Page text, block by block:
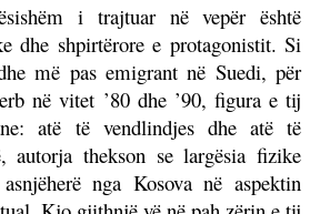
i trajtuar në vepër është
dhe shpirtërore e protagonistit. Si
më pas emigrant në Suedi, për
në vitet ’80 dhe ’90, figura e tij
atë të vendlindjes dhe atë të
autorja thekson se largësia fizike
nga Kosova në aspektin